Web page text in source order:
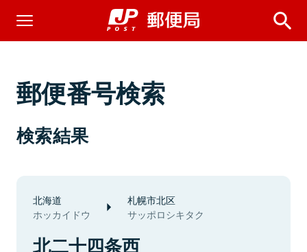
郵便番号検索
検索結果
北海道
ホッカイドウ
札幌市北区
サッポロシキタク
北二十四条西